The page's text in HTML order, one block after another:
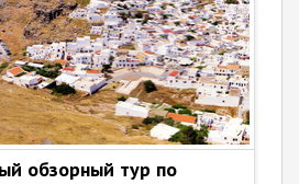
обзорный тур по